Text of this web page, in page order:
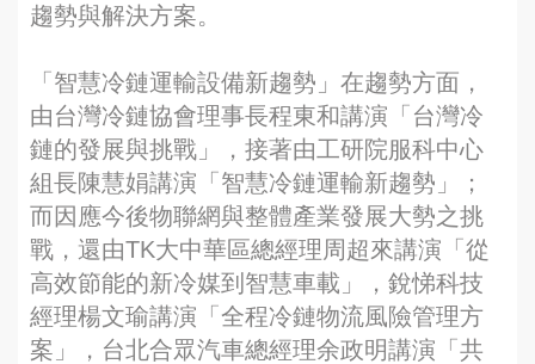
趨勢與解決方案。
「智慧冷鏈運輸設備新趨勢」在趨勢方面，
由台灣冷鏈協會理事長程東和講演「台灣冷
鏈的發展與挑戰」，接著由工研院服科中心
組長陳慧娟講演「智慧冷鏈運輸新趨勢」；
而因應今後物聯網與整體產業發展大勢之挑
戰，還由TK大中華區總經理周超來講演「從
高效節能的新冷媒到智慧車載」，銳悌科技
經理楊文瑜講演「全程冷鏈物流風險管理方
案」，台北合眾汽車總經理余政明講演「共